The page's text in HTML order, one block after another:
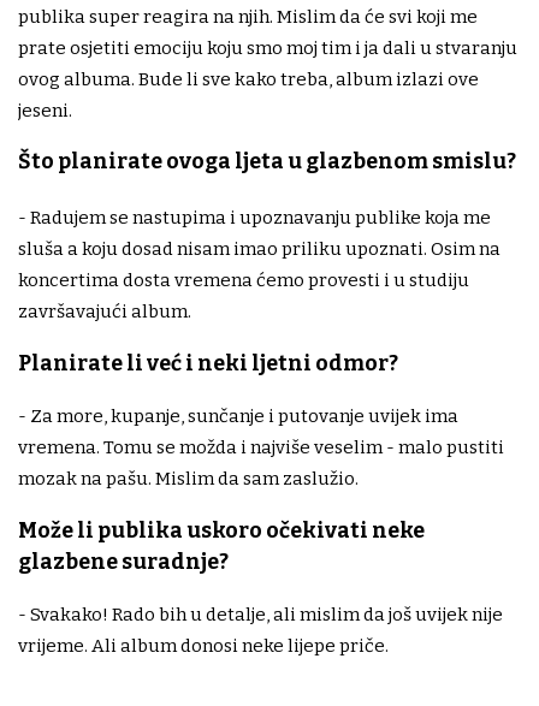
publika super reagira na njih. Mislim da će svi koji me
prate osjetiti emociju koju smo moj tim i ja dali u stvaranju
ovog albuma. Bude li sve kako treba, album izlazi ove
jeseni.
Što planirate ovoga ljeta u glazbenom smislu?
- Radujem se nastupima i upoznavanju publike koja me
sluša a koju dosad nisam imao priliku upoznati. Osim na
koncertima dosta vremena ćemo provesti i u studiju
završavajući album.
Planirate li već i neki ljetni odmor?
- Za more, kupanje, sunčanje i putovanje uvijek ima
vremena. Tomu se možda i najviše veselim - malo pustiti
mozak na pašu. Mislim da sam zaslužio.
Može li publika uskoro očekivati neke
glazbene suradnje?
- Svakako! Rado bih u detalje, ali mislim da još uvijek nije
vrijeme. Ali album donosi neke lijepe priče.